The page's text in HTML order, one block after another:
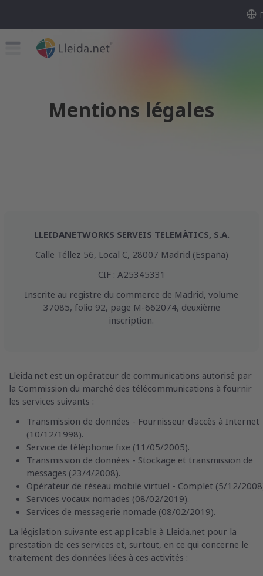
Mentions légales
LLEIDANETWORKS SERVEIS TELEMÀTICS, S.A.
Calle Téllez 56, Local C, 28007 Madrid (España)
CIF : A25345331
Inscrite au registre du commerce de Madrid, volume
37085, folio 92, page M-662074, deuxième
inscription.
Lleida.net est un opérateur de communications autorisé par
la Commission du marché des télécommunications à fournir
les services suivants :
Transmission de données - Fournisseur d'accès à Internet
(10/12/1998).
Service de téléphonie fixe (11/05/2005).
Transmission de données - Stockage et transmission de
messages (23/4/2008).
Opérateur de réseau mobile virtuel - Complet (5/12/
Services vocaux nomades (08/02/2019).
Services de messagerie nomade (08/02/2019).
La législation suivante est applicable à Lleida.net pour la
prestation de ces services et, surtout, en ce qui concerne le
traitement des données liées à ces activités :